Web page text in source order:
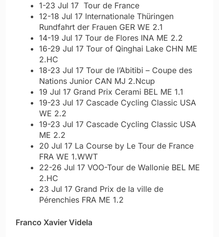
1-23 Jul 17 Tour de France
12-18 Jul 17 Internationale Thüringen
Rundfahrt der Frauen GER WE 2.1
14-19 Jul 17 Tour de Flores INA ME 2.2
16-29 Jul 17 Tour of Qinghai Lake CHN ME
2.HC
18-23 Jul 17 Tour de l’Abitibi – Coupe des
Nations Junior CAN MJ 2.Ncup
19 Jul 17 Grand Prix Cerami BEL ME 1.1
19-23 Jul 17 Cascade Cycling Classic USA
WE 2.2
19-23 Jul 17 Cascade Cycling Classic USA
ME 2.2
20 Jul 17 La Course by Le Tour de France
FRA WE 1.WWT
22-26 Jul 17 VOO-Tour de Wallonie BEL ME
2.HC
23 Jul 17 Grand Prix de la ville de
Pérenchies FRA ME 1.2
Franco Xavier Videla